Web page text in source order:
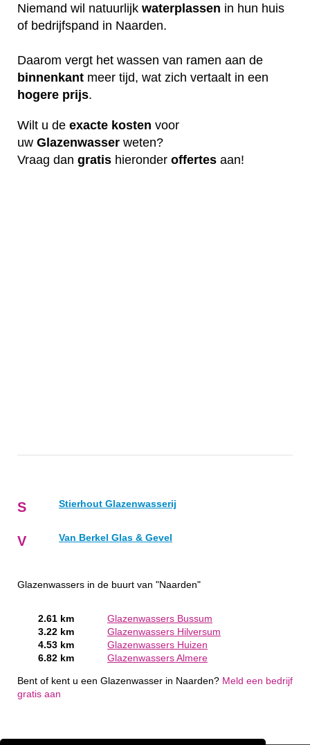
Niemand wil natuurlijk waterplassen in hun huis
of bedrijfspand in Naarden.
Daarom vergt het wassen van ramen aan de
binnenkant meer tijd, wat zich vertaalt in een
hogere prijs.
Wilt u de exacte kosten voor
uw Glazenwasser weten?
Vraag dan gratis hieronder offertes aan!
S Stierhout Glazenwasserij
V Van Berkel Glas & Gevel
Glazenwassers in de buurt van "Naarden"
2.61 km
Glazenwassers Bussum
3.22 km
Glazenwassers Hilversum
4.53 km
Glazenwassers Huizen
6.82 km
Glazenwassers Almere
Bent of kent u een Glazenwasser in Naarden? Meld een bedrijf
gratis aan